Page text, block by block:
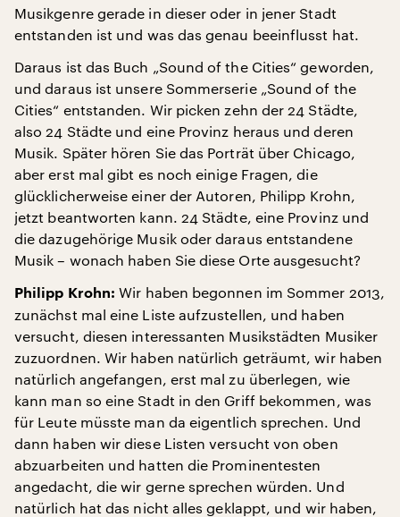
Musikgenre gerade in dieser oder in jener Stadt
entstanden ist und was das genau beeinflusst hat.
Daraus ist das Buch „Sound of the Cities“ geworden,
und daraus ist unsere Sommerserie „Sound of the
Cities“ entstanden. Wir picken zehn der 24 Städte,
also 24 Städte und eine Provinz heraus und deren
Musik. Später hören Sie das Porträt über Chicago,
aber erst mal gibt es noch einige Fragen, die
glücklicherweise einer der Autoren, Philipp Krohn,
jetzt beantworten kann. 24 Städte, eine Provinz und
die dazugehörige Musik oder daraus entstandene
Musik – wonach haben Sie diese Orte ausgesucht?
Philipp Krohn: Wir haben begonnen im Sommer 2013,
zunächst mal eine Liste aufzustellen, und haben
versucht, diesen interessanten Musikstädten Musiker
zuzuordnen. Wir haben natürlich geträumt, wir haben
natürlich angefangen, erst mal zu überlegen, wie
kann man so eine Stadt in den Griff bekommen, was
für Leute müsste man da eigentlich sprechen. Und
dann haben wir diese Listen versucht von oben
abzuarbeiten und hatten die Prominentesten
angedacht, die wir gerne sprechen würden. Und
natürlich hat das nicht alles geklappt, und wir haben,